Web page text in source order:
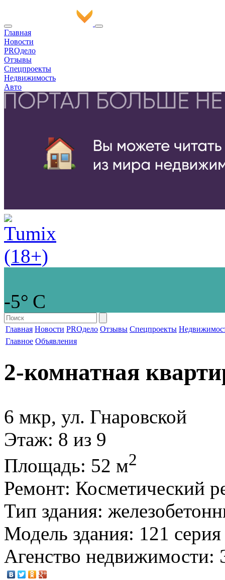
Главная
Новости
PROдело
Отзывы
Спецпроекты
Недвижимость
Авто
-5° С
Главная Новости PROдело Отзывы Спецпроекты
Главное Объявления
2-комнатная
6 мкр, ул. Гнаровской
Этаж: 8 из 9
Площадь: 52 м2
Ремонт: Косметический
Тип здания:
Модель здания: 121 серия
Агенство недвижимости: